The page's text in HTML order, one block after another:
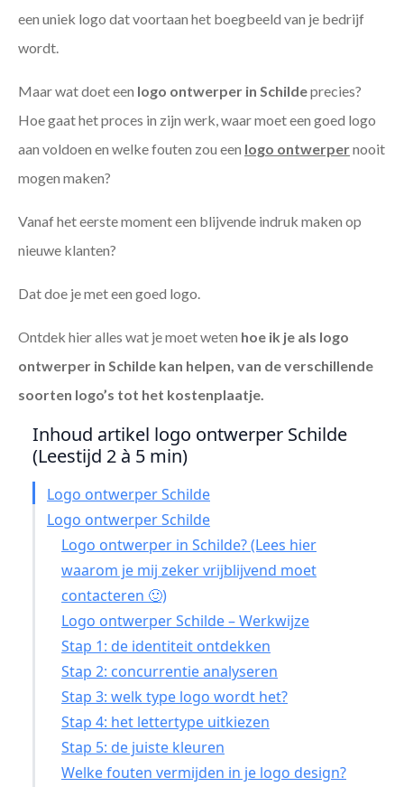
een uniek logo dat voortaan het boegbeeld van je bedrijf
wordt.
Maar wat doet een logo ontwerper in Schildeprecies?
Hoe gaat het proces in zijn werk, waar moet een goed logo
aan voldoen en welke fouten zou een logo ontwerpernooit
mogen maken?
Vanaf het eerste moment een blijvende indruk maken op
nieuwe klanten?
Dat doe je met een goed logo.
Ontdek hier alles wat je moet weten hoe ik je als logo
ontwerper in Schilde kan helpen, van de verschillende
soorten logo’s tot het kostenplaatje.
Inhoud artikel logo ontwerper Schilde
(Leestijd 2 à 5 min)
Logo ontwerper Schilde
Logo ontwerper Schilde
Logo ontwerper in Schilde? (Lees hier
waarom je mij zeker vrijblijvend moet
contacteren 🙂)
Logo ontwerper Schilde – Werkwijze
Stap 1: de identiteit ontdekken
Stap 2: concurrentie analyseren
Stap 3: welk type logo wordt het?
Stap 4: het lettertype uitkiezen
Stap 5: de juiste kleuren
Welke fouten vermijden in je logo design?